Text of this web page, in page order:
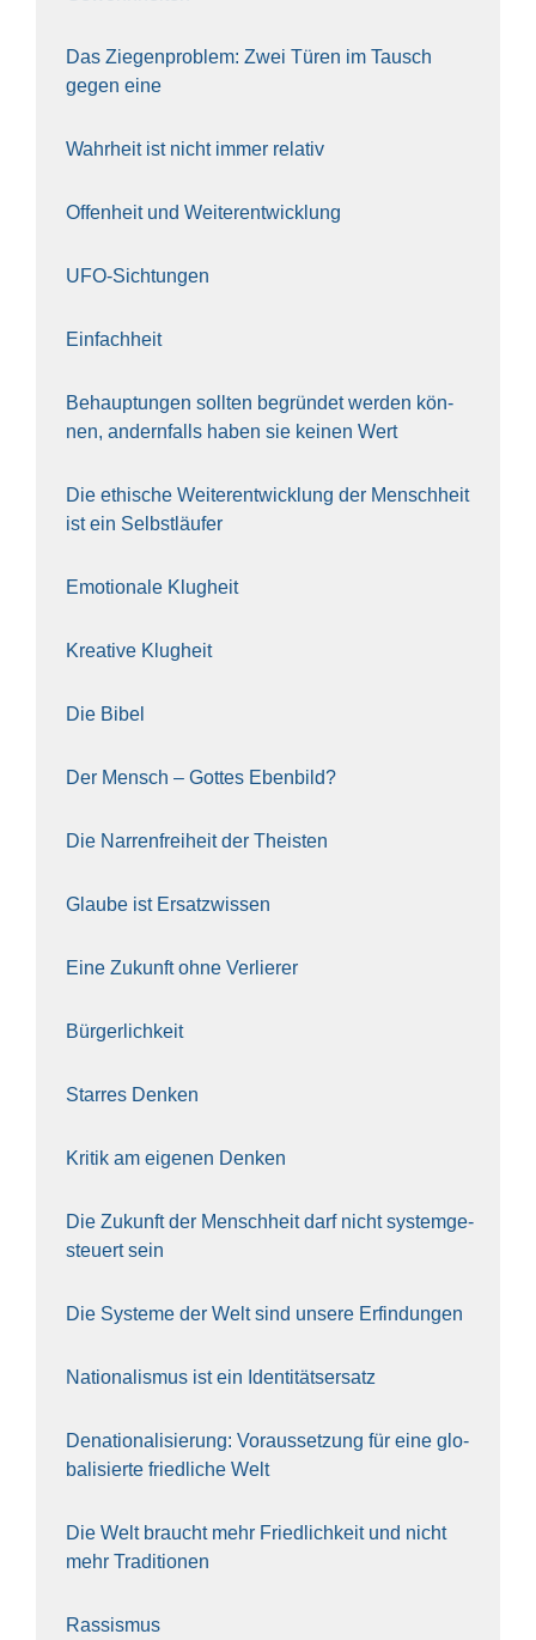
Das Zie­gen­pro­blem: Zwei Türen im Tausch
gegen eine
Wahr­heit ist nicht immer rela­tiv
Offen­heit und Wei­ter­ent­wick­lung
UFO-Sich­tun­gen
Ein­fach­heit
Behaup­tun­gen soll­ten begrün­det wer­den kön­
nen, andern­falls haben sie kei­nen Wert
Die ethi­sche Wei­ter­ent­wick­lung der Mensch­heit
ist ein Selbst­läu­fer
Emo­tio­na­le Klug­heit
Krea­ti­ve Klug­heit
Die Bibel
Der Mensch – Got­tes Eben­bild?
Die Nar­ren­frei­heit der The­is­ten
Glau­be ist Ersatz­wis­sen
Eine Zukunft ohne Ver­lie­rer
Bür­ger­lich­keit
Star­res Den­ken
Kri­tik am eige­nen Den­ken
Die Zukunft der Mensch­heit darf nicht sys­tem­ge­
steu­ert sein
Die Sys­te­me der Welt sind unse­re Erfin­dun­gen
Natio­na­lis­mus ist ein Iden­ti­täts­er­satz
Dena­tio­na­li­sie­rung: Vor­aus­set­zung für eine glo­
ba­li­sier­te fried­li­che Welt
Die Welt braucht mehr Fried­lich­keit und nicht
mehr Tra­di­tio­nen
Ras­sis­mus